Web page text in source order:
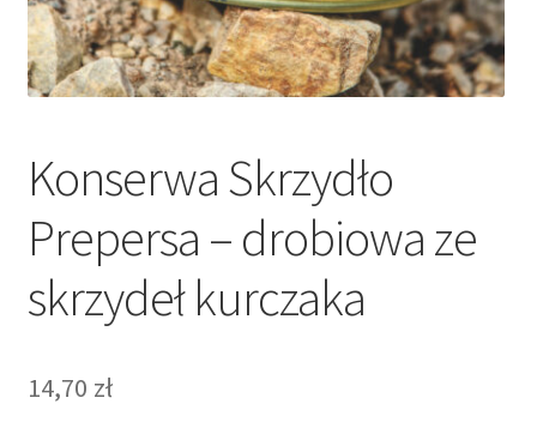
Konserwa Skrzydło
Prepersa – drobiowa ze
skrzydeł kurczaka
14,70 zł